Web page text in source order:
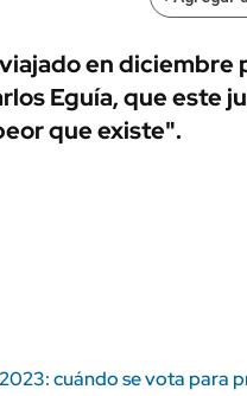
URUGUAY
en diciembre
Eguía, que este
que existe".
cuándo se vota para